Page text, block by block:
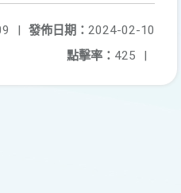
發佈日期： 2024-02-10
|
點擊率： 425 |